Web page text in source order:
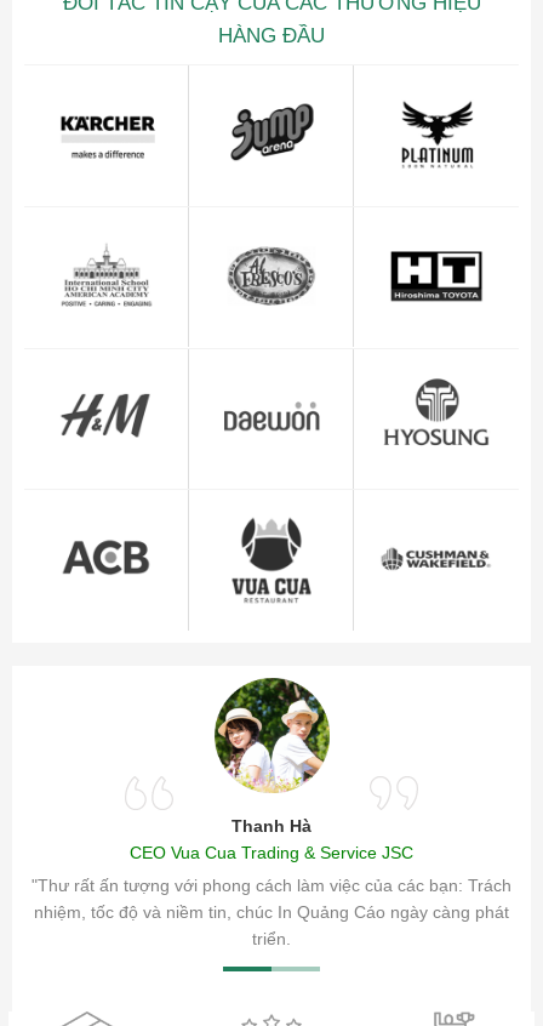
HÀNG ĐẦU
Thanh Hà
CEO Vua Cua Trading & Service JSC
"Thư rất ấn tượng với phong cách làm việc của các bạn: Trách
nhiệm, tốc độ và niềm tin, chúc In Quảng Cáo ngày càng phát
triển.
sóc